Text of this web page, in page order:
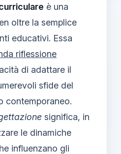
è una
oltre la semplice
educativi. Essa
riflessione
di adattare il
sfide del
contemporaneo.
significa, in
le dinamiche
influenzano gli